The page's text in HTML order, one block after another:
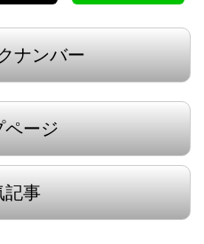
ナンバー
ページ
記事